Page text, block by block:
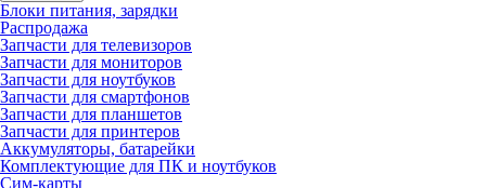
Блоки питания, зарядки
Распродажа
Запчасти для телевизоров
Запчасти для мониторов
Запчасти для ноутбуков
Запчасти для смартфонов
Запчасти для планшетов
Запчасти для принтеров
Аккумуляторы, батарейки
Комплектующие для ПК и ноутбуков
Сим-карты